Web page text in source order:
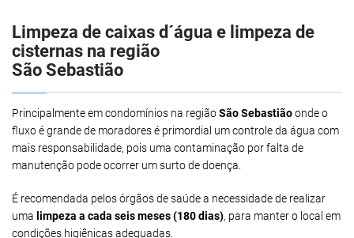
Limpeza de caixas d´água e limpeza de
cisternas na região
São Sebastião
Principalmente em condomínios na regiãoSão Sebastiãoonde o
fluxo é grande de moradores é primordial um controle da água com
mais responsabilidade, pois uma contaminação por falta de
manutenção pode ocorrer um surto de doença.
É recomendada pelos órgãos de saúde a necessidade de realizar
uma limpeza a cada seis meses (180 dias), para manter o local em
condições higiênicas adequadas.